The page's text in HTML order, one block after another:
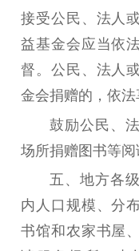
思想政治教育
精品出版
接受公民、法人
益基金会应当依
督。公民、法人
金会捐赠的，依法
鼓励公民、
场所捐赠图书等阅
五 、 地方各
内人口规模、分
书馆和农家书屋